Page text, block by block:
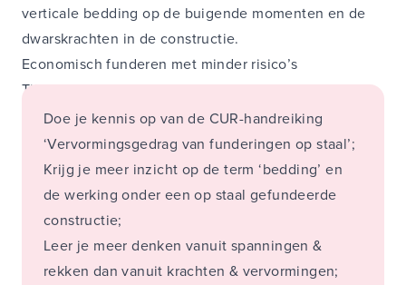
verticale bedding op de buigende momenten en de
dwarskrachten in de constructie.
Economisch funderen met minder risico’s
Tijdens deze cursus:
Doe je kennis op van de CUR-handreiking
‘Vervormingsgedrag van funderingen op staal’;
Krijg je meer inzicht op de term ‘bedding’ en
de werking onder een op staal gefundeerde
constructie;
Leer je meer denken vanuit spanningen &
rekken dan vanuit krachten & vervormingen;